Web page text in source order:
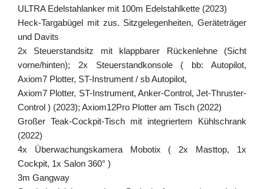
ULTRA Edelstahlanker mit 100m Edelstahlkette (2023)
Heck-Targabügel mit zus. Sitzgelegenheiten, Geräteträger
und Davits
2x Steuerstandsitz mit klappbarer Rückenlehne (Sicht
vorne/hinten); 2x Steuerstandkonsole ( bb: Autopilot,
Axiom7 Plotter, ST-Instrument / sb Autopilot,
Axiom7 Plotter, ST-Instrument, Anker-Control, Jet-Thruster-
Control ) (2023); Axiom12Pro Plotter am Tisch (2022)
Großer Teak-Cockpit-Tisch mit integriertem Kühlschrank
(2022)
4x Überwachungskamera Mobotix ( 2x Masttop, 1x
Cockpit, 1x Salon 360° )
3m Gangway